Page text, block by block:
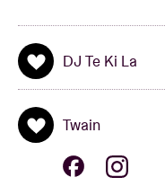
DJ Te Ki La
Twain